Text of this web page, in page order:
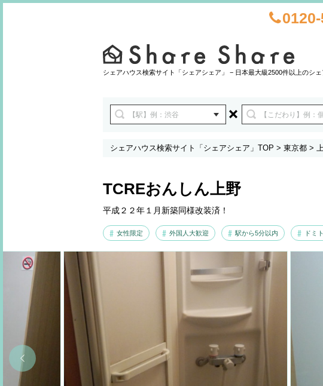
シェアハウス検索サイト「シェアシェア」 − 日本最大級2500件以上のシ
シェアハウス検索サイト「シェアシェア」TOP > 東京都 >
TCREおんしん上野
平成２２年１月新築同様改装済！
女性限定 外国人大歓迎 駅から5分以内 ドミ